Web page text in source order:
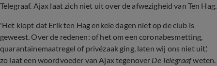
Telegraaf. Ajax laat zich niet uit over de afwezigheid van Ten Hag.
'Het klopt dat Erik ten Hag enkele dagen niet op de club is
geweest. Over de redenen: of het om een coronabesmetting,
quarantainemaatregel of privézaak ging, laten wij ons niet uit,'
zo laat een woordvoeder van Ajax tegenover De Telegraafweten.